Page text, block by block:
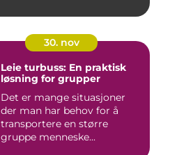
30. nov
Leie turbuss: En praktisk
løsning for grupper
Det er mange situasjoner
der man har behov for å
transportere en større
gruppe menneske...